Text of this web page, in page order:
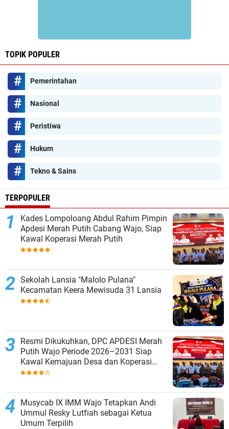
TOPIK POPULER
Pemerintahan
Nasional
Peristiwa
Hukum
Tekno & Sains
TERPOPULER
Kades Lompoloang Abdul Rahim Pimpin
Apdesi Merah Putih Cabang Wajo, Siap
Kawal Koperasi Merah Putih
Sekolah Lansia "Malolo Pulana"
Kecamatan Keera Mewisuda 31 Lansia
Resmi Dikukuhkan, DPC APDESI Merah
Putih Wajo Periode 2026–2031 Siap
Kawal Kemajuan Desa dan Koperasi
Merah Putih
Musycab IX IMM Wajo Tetapkan Andi
Ummul Resky Lutfiah sebagai Ketua
Umum Terpilih